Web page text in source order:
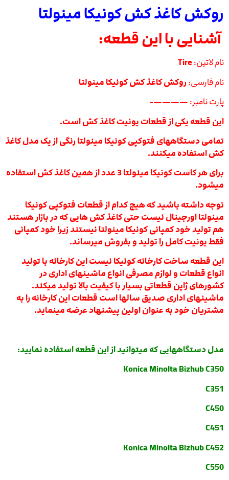
روکش کاغذ کش کونیکا مینولتا
آشنایی با این قطعه:
نام لاتین:
نام فارسی: روکش کاغذ کش کونیکا مینولتا
پارت نامبر: ————-
این قطعه یکی از قطعات یونیت کاغذ کش است.
تمامی دستگاههای فتوکپی کونیکا مینولتا رنگی از یک مدل کاغذ
کش استفاده میکنند.
برای هر کاست کونیکا مینولتا 3 عدد از همین کاغذ کش استفاده
میشود.
توجه داشته باشید که هیچ کدام از قطعات فتوکپی کونیکا
مینولتا اورجینال نیست حتی کاغذ کش هایی که در بازار هستند
هم تولید خود کمپانی کونیکا مینولتا نیستند زیرا خود کمپانی
فقط یونیت کامل را تولید و بفروش میرساند.
این قطعه ساخت کارخانه کونیکا نیست این کارخانه با تولید
انواع قطعات و لوازم مصرفی انواع ماشینهای اداری در
کشورهای ژاپن قطعاتی بسیار با کیفیت بالا تولید میکند.
ماشینهای اداری صدیق سالها است قطعات این کارخانه را به
مشتریان خود به عنوان اولین پیشنهاد عرضه مینماید.
مدل دستگاههایی که میتوانید از این قطعه استفاده نمایید:
Konica Minolta Bizhub C350
C351
C450
C451
Konica Minolta Bizhub C452
C550